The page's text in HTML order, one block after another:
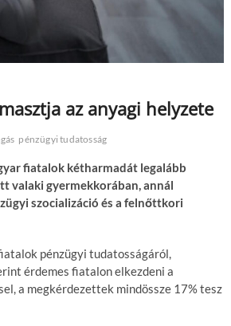
az anyagi helyzete
pénzügyi tudatosság
fiatalok kétharmadát legalább
valaki gyermekkorában, annál
szocializáció és a felnőttkori
pénzügyi tudatosságáról,
érdemes fiatalon elkezdeni a
a megkérdezettek mindössze 17% tesz